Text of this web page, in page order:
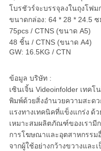
โบรชัวร์จะบรรจุลงในถุงโฟม
ขนาดกล่อง: 64 * 28 * 24.5 ซ
75pcs / CTNS (ขนาด A5)
48 ชิ้น / CTNS (ขนาด A4)
GW: 16.5KG / CTN
ข้อมูล บริษัท :
เซินเจิ้น Videoinfolder เทค
พิมพ์ด้วยสิ่งอำนวยความสะด
แรงทางเทคนิคที่แข็งแกร่ง ด้
เหมาะสมผลิตภัณฑ์ของเรามี
การโฆษณาและอุตสาหกรรม
จากผู้ใช้อย่างกว้างขวางแล